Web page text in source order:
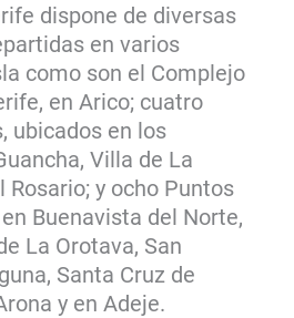
dispone de diversas
en varios
como son el Complejo
en Arico; cuatro
ubicados en los
Villa de La
Rosario; y ocho Puntos
Buenavista del Norte,
La Orotava, San
Santa Cruz de
y en Adeje.